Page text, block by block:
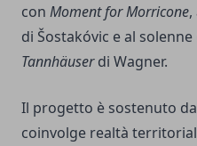
con Moment for Morricone
di Šostakóvic e al solenne
Tannhäuserdi Wagner.
Il progetto è sostenuto
coinvolge realtà